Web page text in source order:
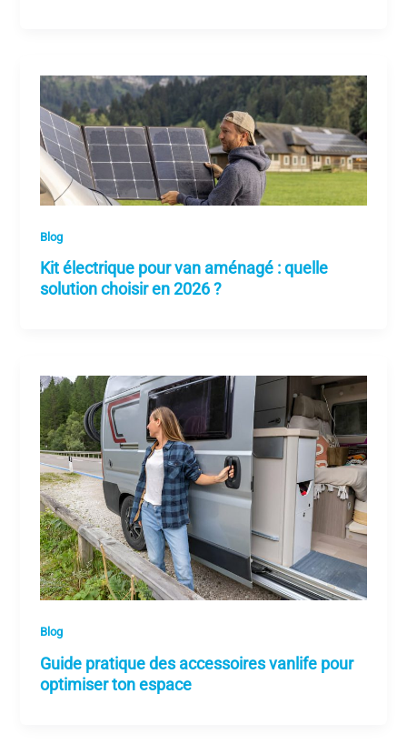
Blog
Kit électrique pour van aménagé : quelle
solution choisir en 2026 ?
Blog
Guide pratique des accessoires vanlife pour
optimiser ton espace